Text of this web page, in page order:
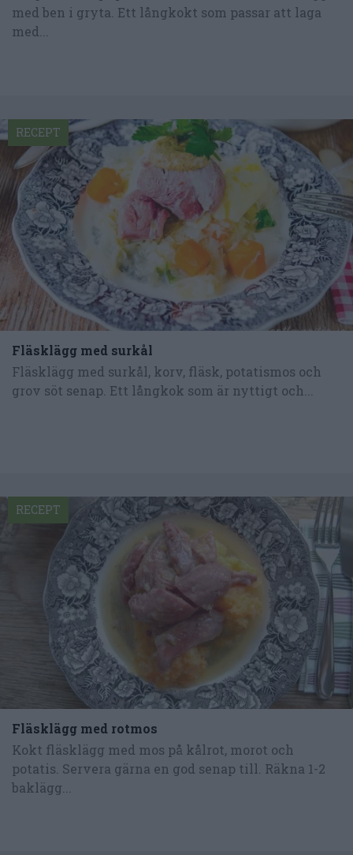
med ben i gryta. Ett långkokt som passar att laga
med...
Fläsklägg med surkål
Fläsklägg med surkål, korv, fläsk, potatismos och
grov söt senap. Ett långkok som är nyttigt och...
RECEPT
Fläsklägg med rotmos
Kokt fläsklägg med mos på kålrot, morot och
potatis. Servera gärna en god senap till. Räkna 1-2
baklägg...
RECEPT